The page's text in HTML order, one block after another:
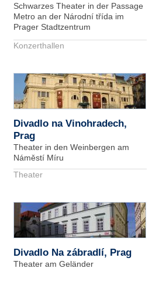
Schwarzes Theater in der Passage
Metro an der Národní třída im
Prager Stadtzentrum
Konzerthallen
Divadlo na Vinohradech,
Prag
Theater in den Weinbergen am
Náměstí Míru
Theater
Divadlo Na zábradlí, Prag
Theater am Geländer